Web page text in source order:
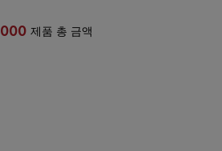
제품 총 금액